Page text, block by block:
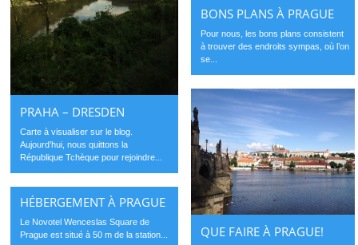
PRAHA – DRESDEN
Carte à visualiser sur le blog.
Aujourd’hui, nous quittons la
République Tchèque pour rejoindre...
BONS PLANS À PRAGUE
Pour nous, les bons plans consistent
à trouver des endroits sympas, où l’on
se...
QUE FAIRE À PRAGUE!
HÉBERGEMENT À PRAGUE
Le Novotel Wenceslas Square de
Prague est situé à 50 m de la station...